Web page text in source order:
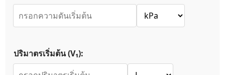
ปริมาตรเริ่มต้น (V₁):